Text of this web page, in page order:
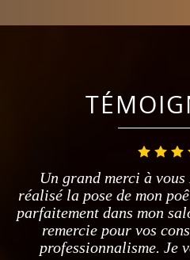
Un grand merci à
réalisé la pose de mon
parfaitement dans mon
remercie pour vos
professionnalisme. Je